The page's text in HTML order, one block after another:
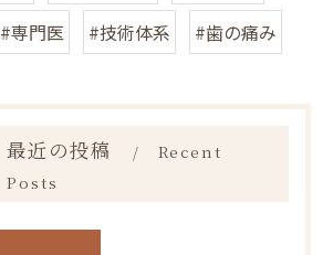
#専門医 #技術体系 #歯の痛み
最近の投稿
Recent
Posts